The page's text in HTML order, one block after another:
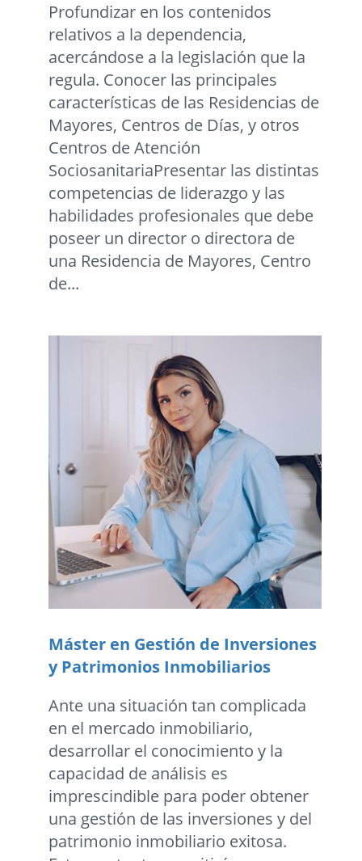
Profundizar en los contenidos
relativos a la dependencia,
acercándose a la legislación que la
regula. Conocer las principales
características de las Residencias de
Mayores, Centros de Días, y otros
Centros de Atención
SociosanitariaPresentar las distintas
competencias de liderazgo y las
habilidades profesionales que debe
poseer un director o directora de
una Residencia de Mayores, Centro
de...
Máster en Gestión de Inversiones
y Patrimonios Inmobiliarios
Ante una situación tan complicada
en el mercado inmobiliario,
desarrollar el conocimiento y la
capacidad de análisis es
imprescindible para poder obtener
una gestión de las inversiones y del
patrimonio inmobiliario exitosa.